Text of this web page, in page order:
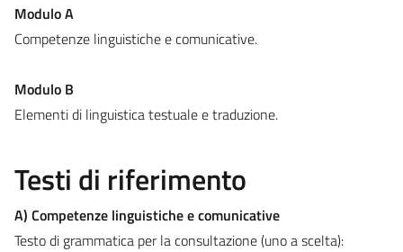
Modulo A
Competenze linguistiche e comunicative.
Modulo B
Elementi di linguistica testuale e traduzione.
Testi di riferimento
A) Competenze linguistiche e comunicative
Testo di grammatica per la consultazione (uno a scelta):